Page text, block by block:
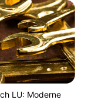
LU: Moderne